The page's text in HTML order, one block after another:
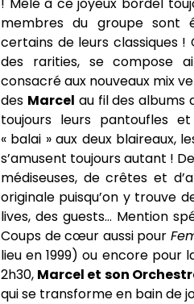
membres du groupe sont
certains de leurs classiques
des rarities, se compose
consacré aux nouveaux mix
des Marcel au fil des albums
toujours leurs pantoufles
« balai » aux deux blaireaux,
s’amusent toujours autant !
médiseuses, de crêtes et
originale puisqu’on y trouve
lives, des guests… Mention
Coups de cœur aussi pour
lieu en 1999) ou encore
2h30, Marcel et son
qui se transforme en bain de